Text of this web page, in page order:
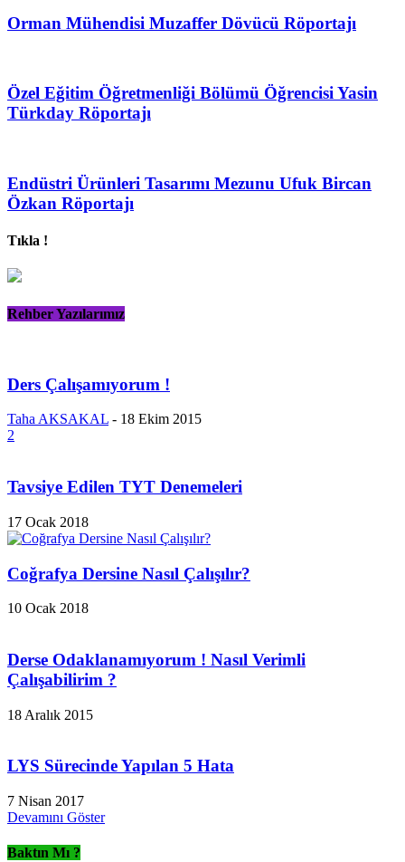
Orman Mühendisi Muzaffer Dövücü Röportajı
Özel Eğitim Öğretmenliği Bölümü Öğrencisi Yasin
Türkday Röportajı
Endüstri Ürünleri Tasarımı Mezunu Ufuk Bircan
Özkan Röportajı
Tıkla !
Rehber Yazılarımız
Ders Çalışamıyorum !
Taha AKSAKAL - 18 Ekim 2015
2
Tavsiye Edilen TYT Denemeleri
17 Ocak 2018
Coğrafya Dersine Nasıl Çalışılır?
10 Ocak 2018
Derse Odaklanamıyorum ! Nasıl Verimli
Çalışabilirim ?
18 Aralık 2015
LYS Sürecinde Yapılan 5 Hata
7 Nisan 2017
Devamını Göster
Baktın Mı ?